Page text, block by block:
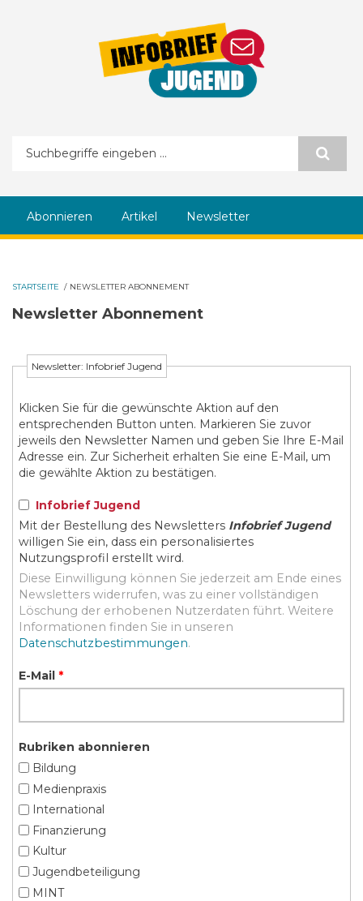
Suchformular
Abonnieren Artikel Newsletter
STARTSEITE / NEWSLETTER ABONNEMENT
Newsletter Abonnement
Newsletter: Infobrief Jugend
Klicken Sie für die gewünschte Aktion auf den
entsprechenden Button unten. Markieren Sie zuvor
jeweils den Newsletter Namen und geben Sie Ihre E-Mail
Adresse ein. Zur Sicherheit erhalten Sie eine E-Mail, um
die gewählte Aktion zu bestätigen.
Infobrief Jugend
Mit der Bestellung des Newsletters Infobrief Jugend
willigen Sie ein, dass ein personalisiertes
Nutzungsprofil erstellt wird.
Diese Einwilligung können Sie jederzeit am Ende eines
Newsletters widerrufen, was zu einer vollständigen
Löschung der erhobenen Nutzerdaten führt. Weitere
Informationen finden Sie in unseren
Datenschutzbestimmungen.
E-Mail *
Rubriken abonnieren
Bildung
Medienpraxis
International
Finanzierung
Kultur
Jugendbeteiligung
MINT